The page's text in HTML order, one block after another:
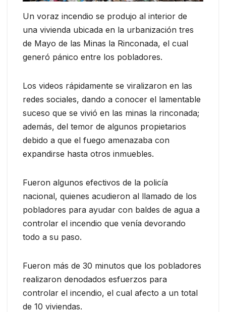
Un voraz incendio se produjo al interior de
una vivienda ubicada en la urbanización tres
de Mayo de las Minas la Rinconada, el cual
generó pánico entre los pobladores.
Los videos rápidamente se viralizaron en las
redes sociales, dando a conocer el lamentable
suceso que se vivió en las minas la rinconada;
además, del temor de algunos propietarios
debido a que el fuego amenazaba con
expandirse hasta otros inmuebles.
Fueron algunos efectivos de la policía
nacional, quienes acudieron al llamado de los
pobladores para ayudar con baldes de agua a
controlar el incendio que venía devorando
todo a su paso.
Fueron más de 30 minutos que los pobladores
realizaron denodados esfuerzos para
controlar el incendio, el cual afecto a un total
de 10 viviendas.